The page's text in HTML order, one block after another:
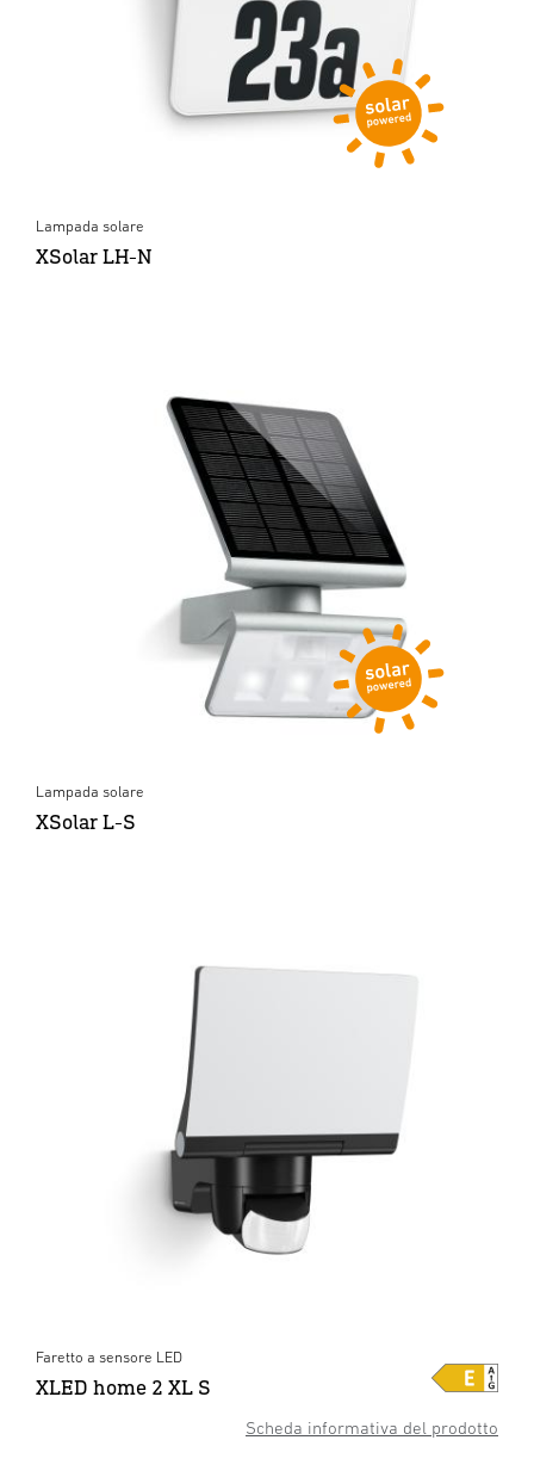
Lampada solare
XSolar LH-N
Lampada solare
XSolar L-S
Scheda informativa del prodotto
Faretto a sensore LED
XLED home 2 XL S